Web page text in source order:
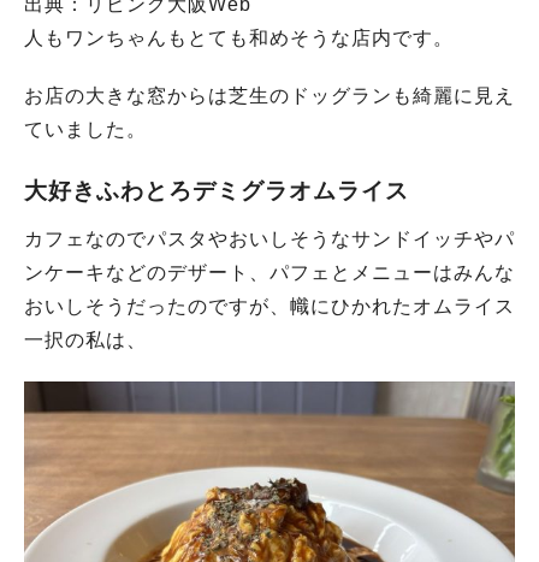
出典：リビング大阪Web
人もワンちゃんもとても和めそうな店内です。
お店の大きな窓からは芝生のドッグランも綺麗に見え
ていました。
大好きふわとろデミグラオムライス
カフェなのでパスタやおいしそうなサンドイッチやパ
ンケーキなどのデザート、パフェとメニューはみんな
おいしそうだったのですが、幟にひかれたオムライス
一択の私は、